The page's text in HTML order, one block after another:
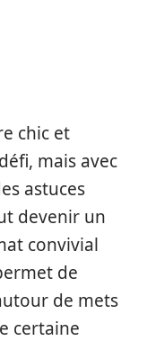
chic et
mais avec
astuces
devenir un
convivial
de
de mets
certaine